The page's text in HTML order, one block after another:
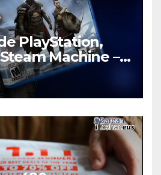
PlayStation,
Machine –
#130